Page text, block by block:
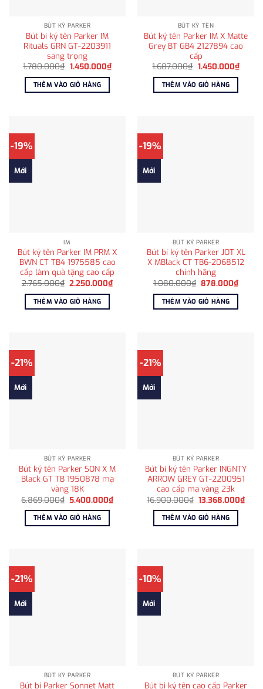
BÚT KÝ PARKER
Bút bi ký tên Parker IM
Rituals GRN GT-2203911
sang trọng
1.780.000₫ Giá
là:
1.780.000₫.
1.450.000₫Giá
hiện
1.450.000₫.
THÊM VÀO GIỎ HÀNG
BÚT KÝ TÊN
Bút ký tên Parker IM X Matte
Grey BT GB4 2127894 cao
cấp
1.687.000₫ Giá
là:
1.687.000₫.
1.450.000₫Giá
hiện
THÊM VÀO GIỎ HÀNG
-19%
Mới
IM
Bút ký tên Parker IM PRM X
BWN CT TB4 1975585 cao
cấp làm quà tặng cao cấp
2.765.000₫ Giá
là:
2.765.000₫.
2.250.000₫Giá
hiện
2.250.000₫.
THÊM VÀO GIỎ HÀNG
-19%
Mới
BÚT KÝ PARKER
Bút bi ký tên Parker JOT XL
X MBlack CT TB6-2068512
chính hãng
1.080.000₫ Giá
là:
1.080.000₫.
878.000₫Giá
hiện
THÊM VÀO GIỎ HÀNG
-21%
Mới
BÚT KÝ PARKER
Bút ký tên Parker SON X M
Black GT TB 1950878 mạ
vàng 18K
6.869.000₫ Giá
là:
6.869.000₫.
5.400.000₫Giá
hiện
5.400.000₫.
THÊM VÀO GIỎ HÀNG
-21%
Mới
BÚT KÝ PARKER
Bút bi ký tên Parker INGNTY
ARROW GREY GT-2200951
cao cấp mạ vàng 23k
16.900.000₫ Giá
là:
16.900.000₫.
13.368.000₫Giá
hiện
THÊM VÀO GIỎ HÀNG
-21%
Mới
BÚT KÝ PARKER
Bút bi Parker Sonnet Matt
-10%
Mới
BÚT KÝ PARKER
Bút bi ký tên cao cấp Parker